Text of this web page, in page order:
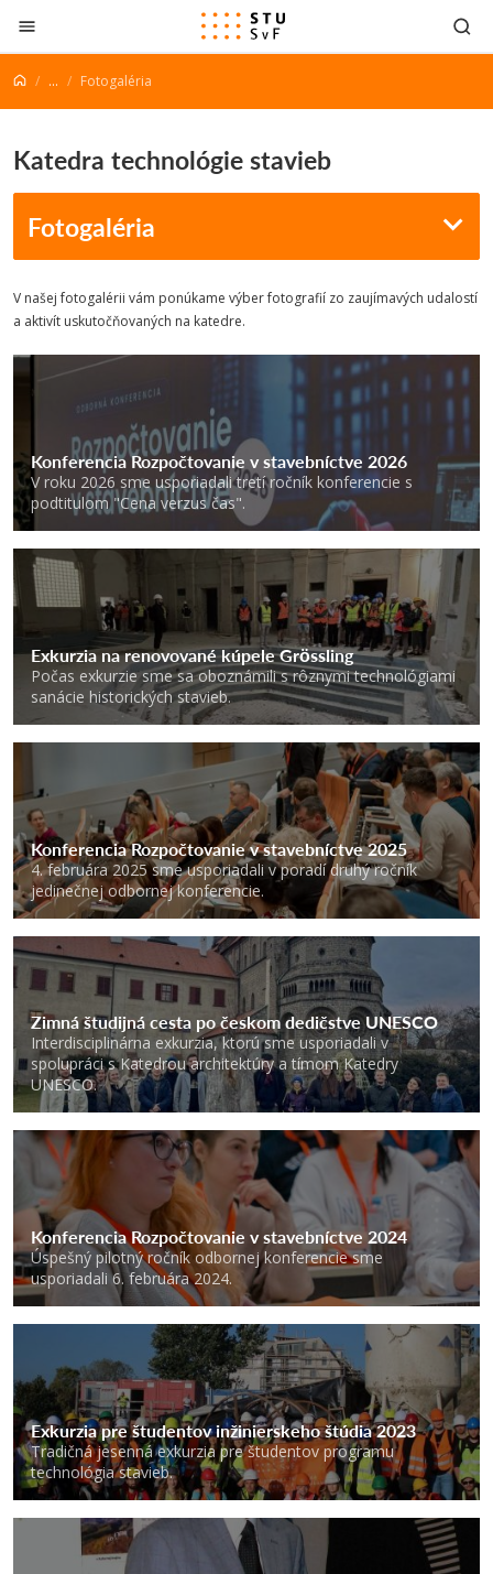
Prejsť na obsah
... Fotogaléria
Katedra technológie stavieb
Fotogaléria
V našej fotogalérii vám ponúkame výber fotografií zo zaujímavých udalostí
a aktivít uskutočňovaných na katedre.
Konferencia Rozpočtovanie v stavebníctve 2026
V roku 2026 sme usporiadali tretí ročník konferencie s
podtitulom "Cena verzus čas".
Exkurzia na renovované kúpele Grössling
Počas exkurzie sme sa oboznámili s rôznymi technológiami
sanácie historických stavieb.
Konferencia Rozpočtovanie v stavebníctve 2025
4. februára 2025 sme usporiadali v poradí druhý ročník
jedinečnej odbornej konferencie.
Zimná študijná cesta po českom dedičstve UNESCO
Interdisciplinárna exkurzia, ktorú sme usporiadali v
spolupráci s Katedrou architektúry a tímom Katedry
UNESCO.
Konferencia Rozpočtovanie v stavebníctve 2024
Úspešný pilotný ročník odbornej konferencie sme
usporiadali 6. februára 2024.
Exkurzia pre študentov inžinierskeho štúdia 2023
Tradičná jesenná exkurzia pre študentov programu
technológia stavieb.